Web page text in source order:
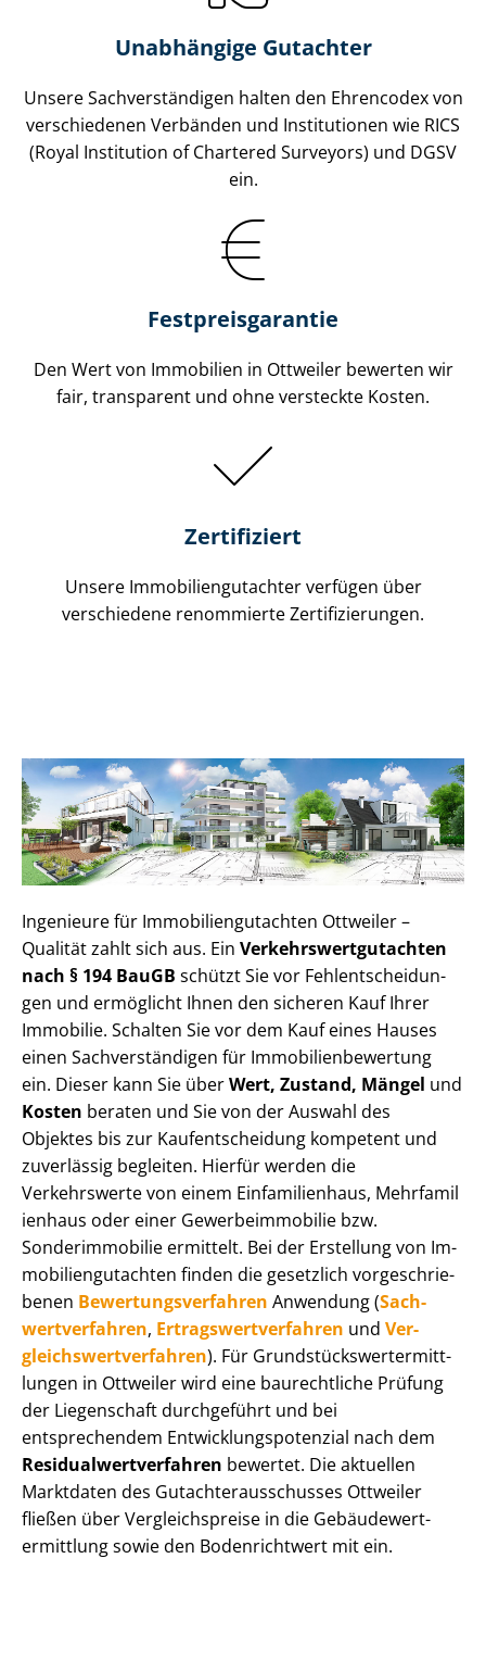
Unabhängige Gutachter
Unsere Sach­ver­stän­di­gen halten den Ehrencodex von
verschiedenen Verbänden und Institutionen wie RICS
(Royal Institution of Chartered Surveyors) und DGSV
ein.
Festpreis​garantie
Den Wert von Immobilien in Ottweiler bewerten wir
fair, transparent und ohne versteckte Kosten.
Zertifiziert
Unsere Immobilien­gutachter verfügen über
verschiedene renommierte Zer­ti­fi­zie­run­gen.
Ingenieure für Im­mo­bi­li­en­gut­ach­ten Ottweiler –
Qualität zahlt sich aus. Ein Ver­kehrs­wert­gut­ach­ten
nach § 194 BauGB schützt Sie vor Fehl­ent­schei­dun­
gen und ermöglicht Ihnen den sicheren Kauf Ihrer
Immobilie. Schalten Sie vor dem Kauf eines Hauses
einen Sach­ver­stän­di­gen für Im­mo­bi­li­en­be­wer­tung
ein. Dieser kann Sie überWert, Zustand, Mängel und
Kosten beraten und Sie von der Auswahl des
Objektes bis zur Kauf­ent­schei­dung kompetent und
zuverlässig begleiten. Hierfür werden die
Verkehrswerte von einem Einfamilienhaus, Mehr­fa­mi­l
i­en­haus oder einer Ge­wer­be­im­mo­bi­lie bzw.
Sonderimmobilie ermittelt. Bei der Erstellung von Im­
mo­bi­li­en­gut­ach­ten finden die gesetzlich vor­ge­schrie­
be­nen Be­wer­tungs­ver­fah­ren Anwendung (Sach­
wert­ver­fah­ren, Er­trags­wert­ver­fah­ren und Ver­
gleichs­wert­ver­fah­ren). Für Grund­stücks­wert­ermitt­
lun­gen in Ottweiler wird eine baurechtliche Prüfung
der Liegenschaft durchgeführt und bei
entsprechendem Ent­wick­lungs­po­ten­zi­al nach dem
Re­si­du­al­wert­ver­fah­ren bewertet. Die aktuellen
Marktdaten des Gut­ach­ter­aus­schus­ses Ottweiler
fließen über Ver­gleichs­prei­se in die Ge­bäu­de­wert­
ermitt­lung sowie den Bodenrichtwert mit ein.